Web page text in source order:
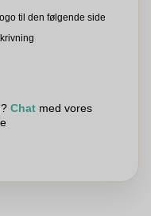
til den følgende side
Chat med vores